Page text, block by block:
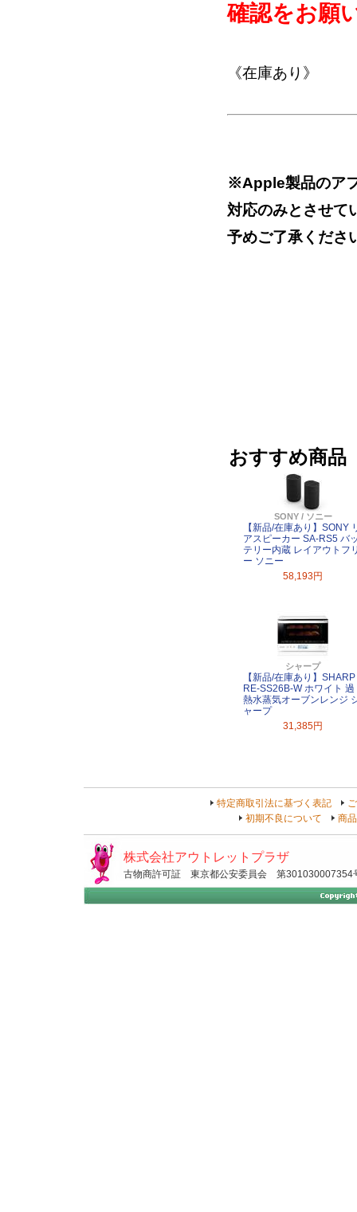
確認をお願
《在庫あり》
※Apple製品のア
対応のみとさせて
予めご了承くださ
おすすめ商品
SONY / ソニー
【新品/在庫あり】SONY
アスピーカー SA-RS5 バ
テリー内蔵 レイアウトフ
ー ソニー
58,193円
シャープ
【新品/在庫あり】SHARP
RE-SS26B-W ホワイト 過
熱水蒸気オーブンレンジ
ャープ
31,385円
特定商取引法に基づく表記
初期不良について
商
株式会社アウトレットプラザ
古物商許可証 東京都公安委員会 第301030007354